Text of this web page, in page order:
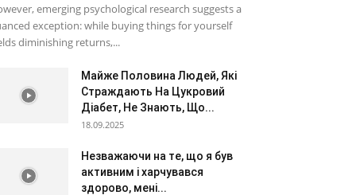
emerging psychological research suggests a
exception: while buying things for yourself
diminishing returns,...
Майже Половина Людей, Які
Страждають На Цукровий
Діабет, Не Знають, Що...
18.09.2025
Незважаючи на те, що я був
активним і харчувався
здорово, мені...